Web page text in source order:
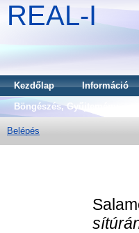
REAL-I
Kezdőlap Információ
Böngészés, Gyűjtemény
Belépés